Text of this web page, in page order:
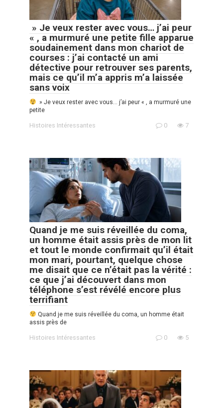
» Je veux rester avec vous… j’ai peur
« , a murmuré une petite fille apparue
soudainement dans mon chariot de
courses : j’ai contacté un ami
détective pour retrouver ses parents,
mais ce qu’il m’a appris m’a laissée
sans voix
» Je veux rester avec vous… j’ai peur « , a murmuré une
petite
Histoires Intéressantes 0 7
Quand je me suis réveillée du coma,
un homme était assis près de mon lit
et tout le monde confirmait qu’il était
mon mari, pourtant, quelque chose
me disait que ce n’était pas la vérité :
ce que j’ai découvert dans mon
téléphone s’est révélé encore plus
terrifiant
Quand je me suis réveillée du coma, un homme était
assis près de
Histoires Intéressantes 0 5